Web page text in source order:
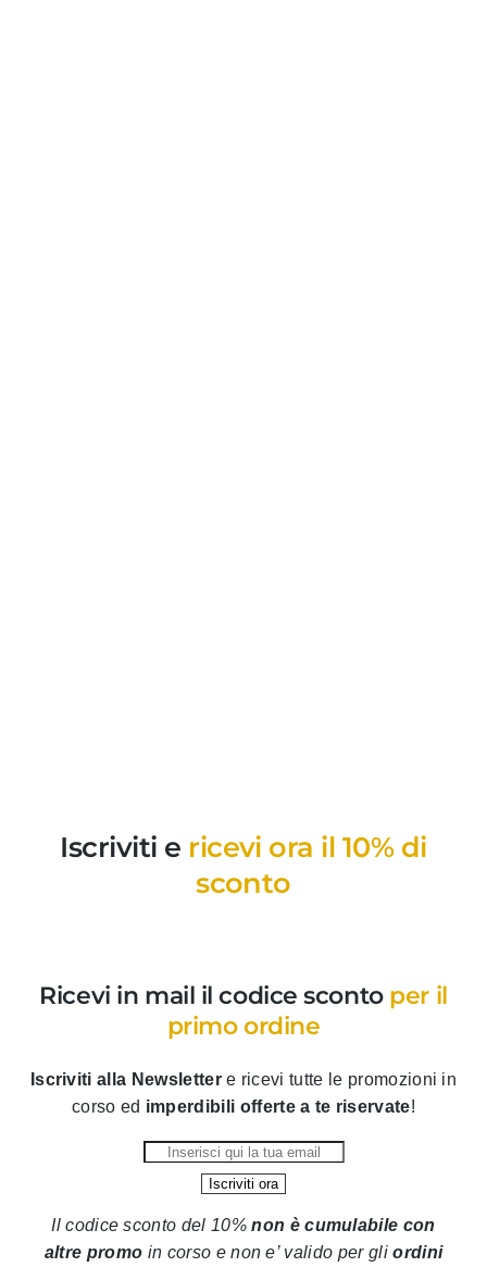
Iscriviti e ricevi ora il 10% di
sconto
Ricevi in mail il codice sconto per il
primo ordine
Iscriviti alla Newslettere ricevi tutte le promozioni in
corso ed imperdibili offerte a te riservate!
Il codice sconto del 10%non è cumulabile con
altre promo in corso e non e’ valido per gliordini